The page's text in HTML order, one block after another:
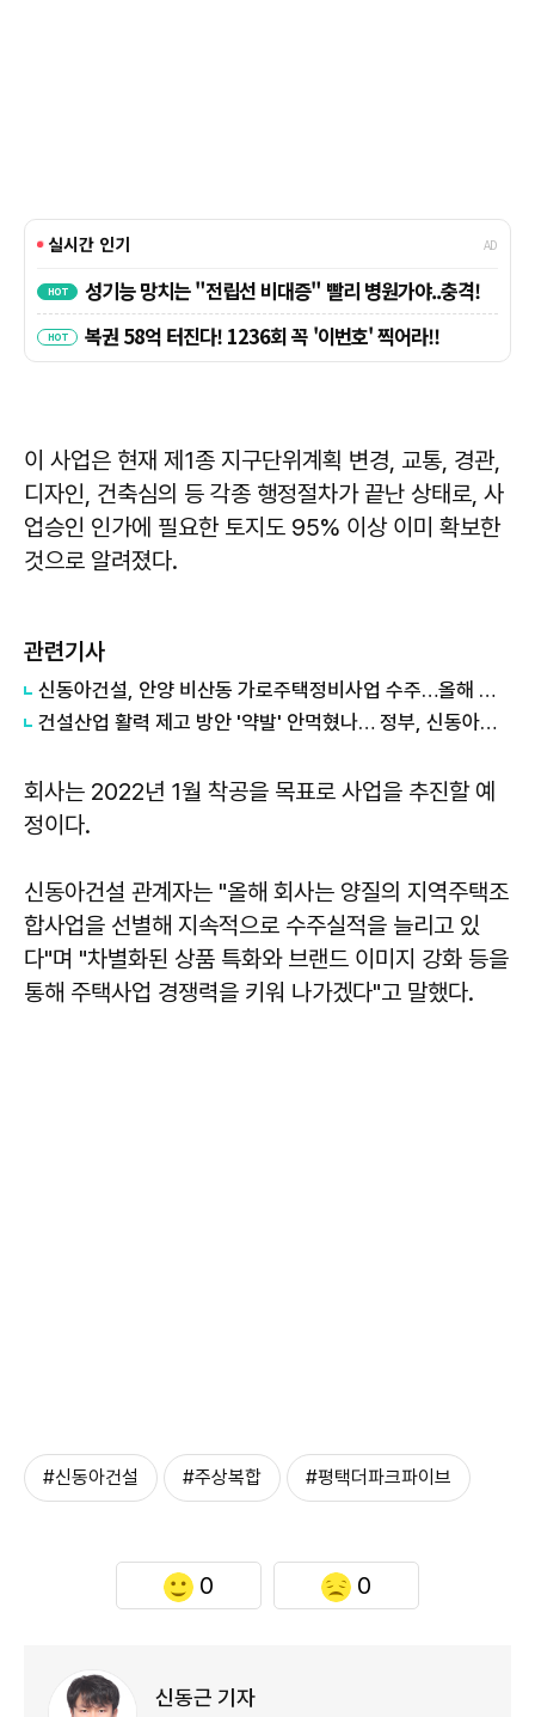
이 사업은 현재 제1종 지구단위계획 변경, 교통, 경관,
디자인, 건축심의 등 각종 행정절차가 끝난 상태로, 사
업승인 인가에 필요한 토지도 95% 이상 이미 확보한
것으로 알려졌다.
관련기사
신동아건설, 안양 비산동 가로주택정비사업 수주…올해 첫 정비사업
건설산업 활력 제고 방안 '약발' 안먹혔나… 정부, 신동아건설 법정관리 사태에 업계 '예의주시'
회사는 2022년 1월 착공을 목표로 사업을 추진할 예
정이다.
신동아건설 관계자는 "올해 회사는 양질의 지역주택조
합사업을 선별해 지속적으로 수주실적을 늘리고 있
다"며 "차별화된 상품 특화와 브랜드 이미지 강화 등을
통해 주택사업 경쟁력을 키워 나가겠다"고 말했다.
#신동아건설 #주상복합 #평택더파크파이브
0 0
신동근 기자